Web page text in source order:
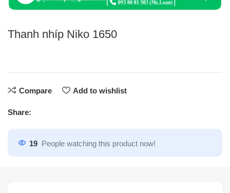
Thanh nhíp Niko 1650
Compare Add to wishlist
Share:
19 People watching this product now!